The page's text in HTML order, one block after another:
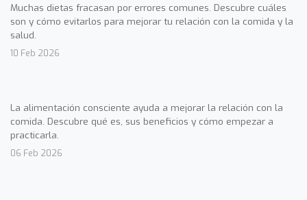
Muchas dietas fracasan por errores comunes. Descubre cuáles
son y cómo evitarlos para mejorar tu relación con la comida y la
salud.
10 Feb 2026
La alimentación consciente ayuda a mejorar la relación con la
comida. Descubre qué es, sus beneficios y cómo empezar a
practicarla.
06 Feb 2026